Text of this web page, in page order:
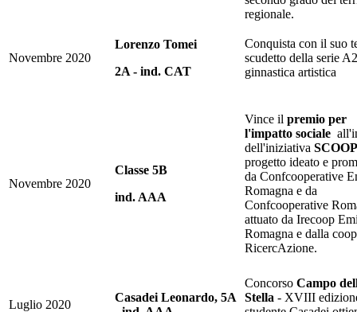
regionale.
Novembre 2020
Lorenzo Tomei
2A - ind. CAT
Conquista con il suo
scudetto della serie
ginnastica artistica
Novembre 2020
Classe 5B
ind. AAA
Vince il premio per
l'impatto sociale
dell'iniziativa SCOOP
progetto ideato e
da Confcooperative
Romagna e da
Confcooperative
attuato da Irecoop
Romagna e dalla
RicercAzione.
Luglio 2020
Casadei Leonardo, 5A
Concorso Campo
Stella - XVIII